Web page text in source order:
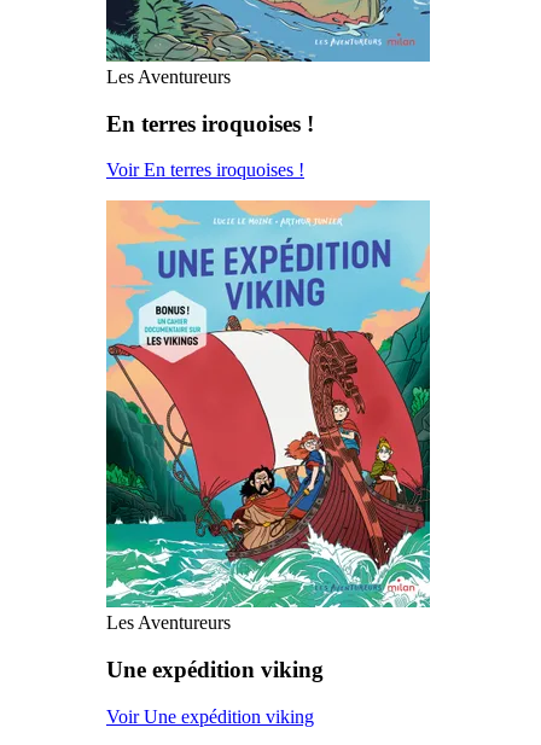
Les Aventureurs
En terres iroquoises !
Voir En terres iroquoises !
Les Aventureurs
Une expédition viking
Voir Une expédition viking